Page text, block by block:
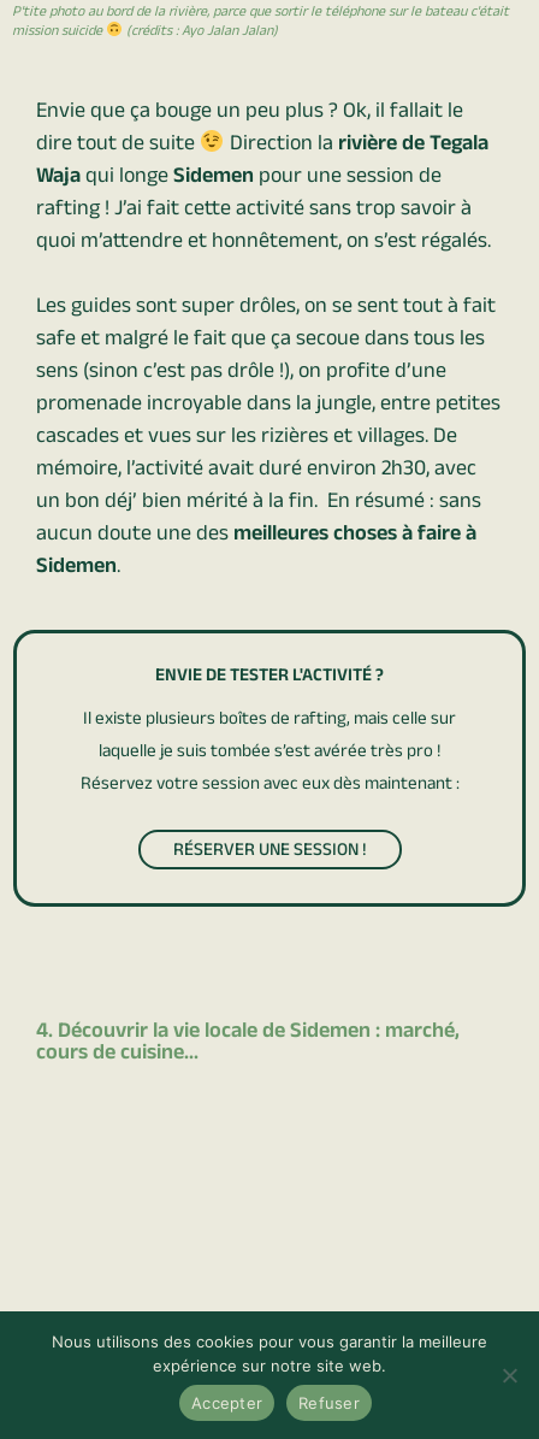
P'tite photo au bord de la rivière, parce que sortir le téléphone sur le bateau c'était
mission suicide (crédits : Ayo Jalan Jalan)
Envie que ça bouge un peu plus ? Ok, il fallait le
dire tout de suite
Direction larivière de Tegala
Wajaqui longeSidemenpour une session de
rafting ! J’ai fait cette activité sans trop savoir à
quoi m’attendre et honnêtement, on s’est régalés.
Les guides sont super drôles, on se sent tout à fait
safe et malgré le fait que ça secoue dans tous les
sens (sinon c’est pas drôle !), on profite d’une
promenade incroyable dans la jungle, entre petites
cascades et vues sur les rizières et villages.De
mémoire, l’activité avait duré environ 2h30, avec
un bon déj’ bien mérité à la fin. En résumé : sans
aucun doute une desmeilleures choses à faire à
Sidemen.
ENVIE DE TESTER L'ACTIVITÉ ?
Il existe plusieurs boîtes de rafting, mais celle sur
laquelle je suis tombée s’est avérée très pro !
Réservez votre session avec eux dès maintenant :
RÉSERVER UNE SESSION !
4. Découvrir la vie locale de Sidemen : marché,
cours de cuisine...
Nous utilisons des cookies pour vous garantir la meilleure
expérience sur notre site web.
Accepter
Refuser